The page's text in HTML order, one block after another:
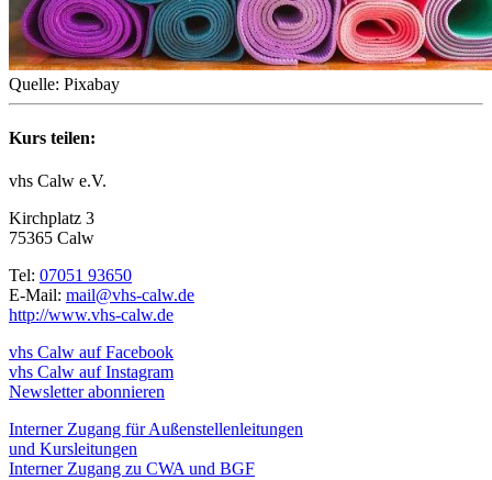
Quelle: Pixabay
Kurs teilen:
vhs Calw e.V.
Kirchplatz 3
75365 Calw
Tel: 07051 93650
E-Mail: mail@vhs-calw.de
http://www.vhs-calw.de
vhs Calw auf Facebook
vhs Calw auf Instagram
Newsletter abonnieren
Interner Zugang für Außenstellenleitungen
und Kursleitungen
Interner Zugang zu CWA und BGF